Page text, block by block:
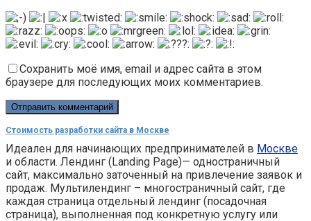
Сохранить моё имя, email и адрес сайта в этом
браузере для последующих моих комментариев.
Стоимость разработки сайта в Москве
Идеален для начинающих предпринимателей в Москве
и области. Лендинг (Landing Page)— одностраничный
сайт, максимально заточенный на привлечение заявок и
продаж. Мультилендинг – многостраничный сайт, где
каждая страница отдельный лендинг (посадочная
страница), выполненная под конкретную услугу или